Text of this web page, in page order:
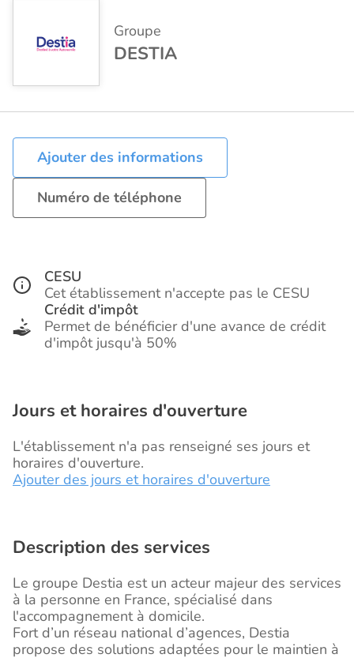
Groupe
DESTIA
Ajouter des informations
Numéro de téléphone
CESU
Cet établissement n'accepte pas le CESU
Crédit d'impôt
Permet de bénéficier d'une avance de crédit
d'impôt jusqu'à 50%
Jours et horaires d'ouverture
L'établissement n'a pas renseigné ses jours et
horaires d'ouverture.
Ajouter des jours et horaires d'ouverture
Description des services
Le groupe Destia est un acteur majeur des services
à la personne en France, spécialisé dans
l'accompagnement à domicile.
Fort d’un réseau national d’agences, Destia
propose des solutions adaptées pour le maintien à